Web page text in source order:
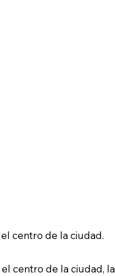
centro de la ciudad.
centro de la ciudad, la